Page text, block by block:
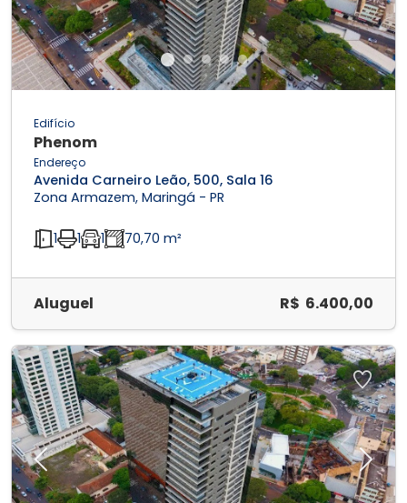
Edifício
Phenom
Endereço
Avenida Carneiro Leão, 500, Sala 16
Zona Armazem, Maringá - PR
1 1 1 70,70 m²
Aluguel R$ 6.400,00
Previous Next